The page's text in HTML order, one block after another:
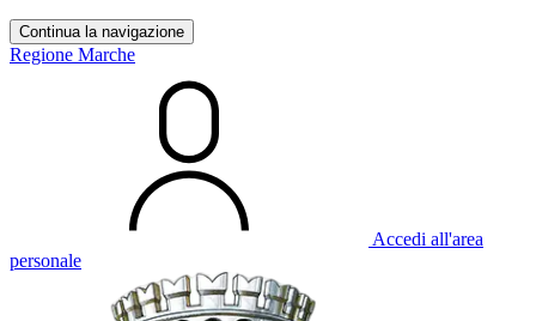
Continua la navigazione
Regione Marche
Accedi all'area
personale